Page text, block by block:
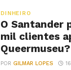
DINHEIRO
O Santander
mil clientes
Queermuseu?
PORGILMAR LOPES